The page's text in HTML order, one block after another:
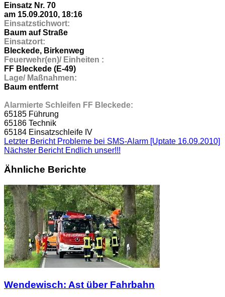
Einsatz Nr. 70
am 15.09.2010, 18:16
Einsatzstichwort:
Baum auf Straße
Einsatzort:
Bleckede, Birkenweg
Feuerwehr(en)/ Einheiten :
FF Bleckede (E-49)
Lage/ Maßnahmen:
Baum entfernt
Alarmierte Schleifen FF Bleckede:
65185 Führung
65186 Technik
65184 Einsatzschleife IV
Letzter BerichtProbleme bei SMS-Alarm [Uptate 16.09.2010]
Nächster BerichtEndlich unser!!!
Ähnliche Berichte
Wendewisch: Ast über Fahrbahn